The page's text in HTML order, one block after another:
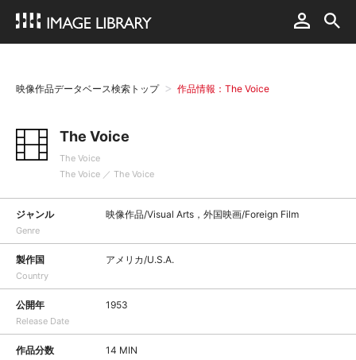
映像作品データベース検索トップ 作品情報：The Voice
The Voice
The Voice
The Voice ／ The Voice
ジャンル
Genre
映像作品/Visual Arts，外国映画/Foreign Film
製作国
Country
アメリカ/U.S.A.
公開年
Release Date
1953
作品分数 14 MIN